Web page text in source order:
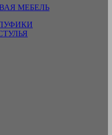
МЕБЕЛЬ